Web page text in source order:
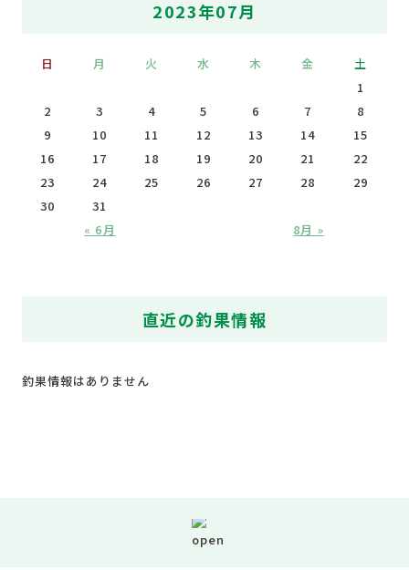
2023年07月
日 月 火 水 木 金 土
« 6月 8月 »
1
2
3 4 5 6 7
8
9
10 11 12 13 14
15
16
17 18 19 20 21
22
23
24 25 26 27 28
29
30
31
直近の釣果情報
釣果情報はありません